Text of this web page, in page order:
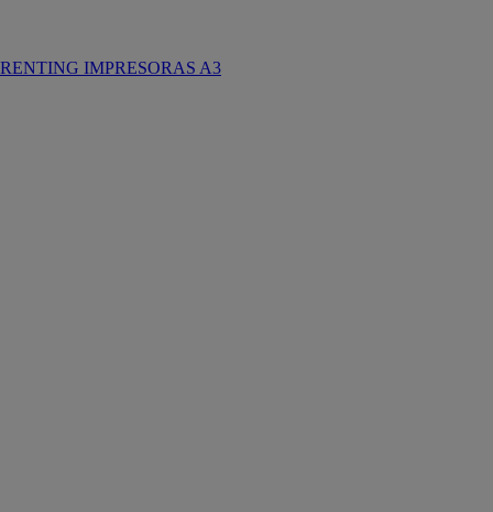
RENTING IMPRESORAS A3